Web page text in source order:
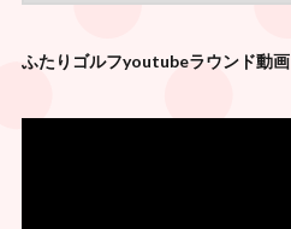
ふたりゴルフyoutubeラウンド動画